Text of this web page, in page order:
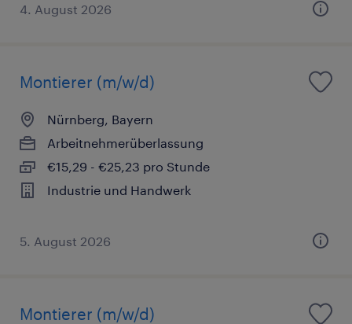
4. August 2026
Montierer (m/w/d)
Nürnberg, Bayern
Arbeitnehmerüberlassung
€15,29 - €25,23 pro Stunde
Industrie und Handwerk
5. August 2026
Montierer (m/w/d)